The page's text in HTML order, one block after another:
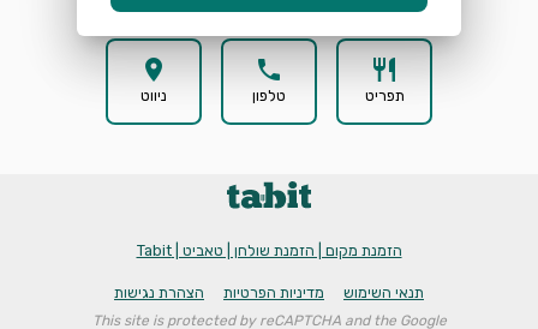
restaurant
תפריט
phone
טלפון
location_on
ניווט
הזמנת מקום | הזמנת שולחן | טאביט | Tabit
תנאי השימוש מדיניות הפרטיות הצהרת נגישות
This site is protected by reCAPTCHA and the Google